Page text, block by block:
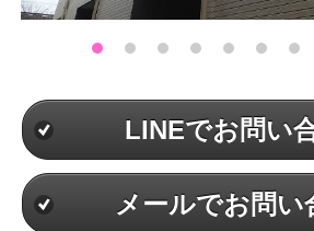
LINEでお問い
メールでお問い